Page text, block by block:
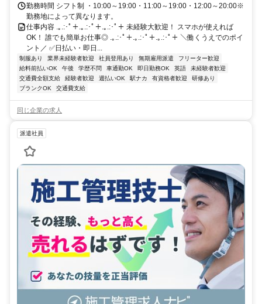
勤務時間 シフト制 ・10:00～19:00・11:00～19:00・12:00～20:00※
勤務地によって異なります。
仕事内容 .｡.:･ﾟ＋.｡.:･ﾟ＋.｡.:･ﾟ＋ 未経験大歓迎！ スマホが使えれば
OK！ 誰でも簡単お仕事◎ .｡.:･ﾟ＋.｡.:･ﾟ＋.｡.:･ﾟ＋ ＼働くうえでのポイ
ント／ ✅日払い・即日...
制服あり 業界未経験者歓迎 社員登用あり 無期雇用派遣
フリーター歓迎
給料前払いOK
午後 学歴不問 車通勤OK 即日勤務OK 英語
未経験者歓迎
交通費全額支給
経験者歓迎 週払いOK 駅ナカ 有資格者歓迎
研修あり
ブランクOK
交通費支給
同じ企業の求人
派遣社員